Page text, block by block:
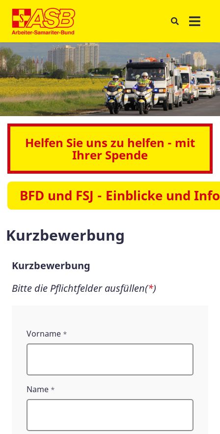
Helfen Sie uns zu helfen - mit
Ihrer Spende
BFD und FSJ - Einblicke und
Kurzbewerbung
Kurzbewerbung
Bitte die Pflichtfelder ausfüllen(*)
Kurzbewerbung
Vorname *
Name *